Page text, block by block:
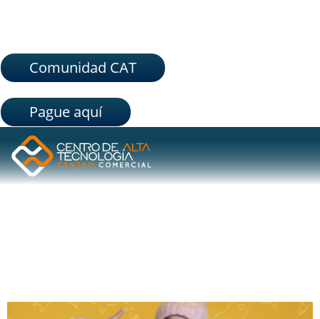
Comunidad CAT
Pague aquí